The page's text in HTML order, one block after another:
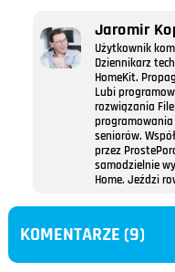
Jaromir
Użytkownik
Dziennikarz
HomeKit.
Lubi
rozwiązania
programowania
seniorów.
przez
samodzielnie
Home. Jeździ
KOMENTARZE (9)